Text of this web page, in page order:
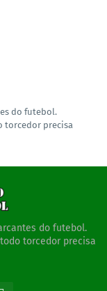
do futebol.
torcedor precisa
do futebol.
torcedor precisa